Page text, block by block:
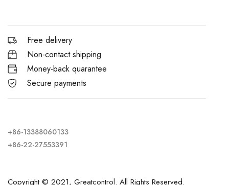
Free delivery
Non-contact shipping
Money-back quarantee
Secure payments
+86-13388060133
+86-22-27553391
Copyright © 2021, Greatcontrol. All Rights Reserved.